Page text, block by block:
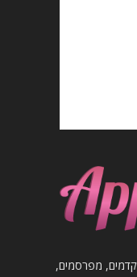
מפרסמים,